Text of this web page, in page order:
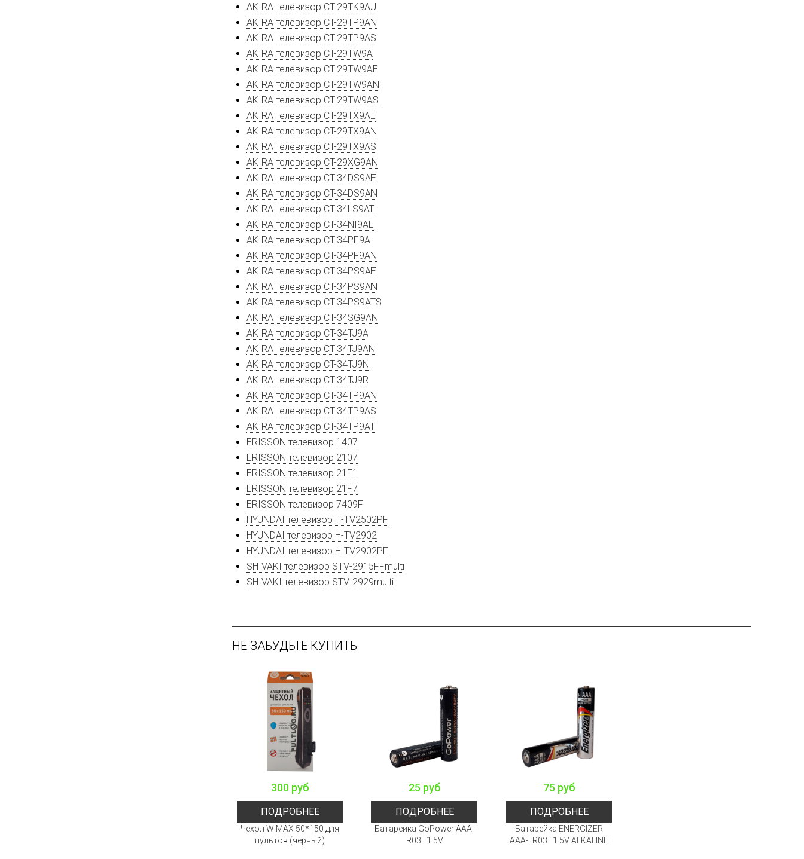
AKIRA телевизор CT-29TK9AU
AKIRA телевизор CT-29TP9AN
AKIRA телевизор CT-29TP9AS
AKIRA телевизор CT-29TW9A
AKIRA телевизор CT-29TW9AE
AKIRA телевизор CT-29TW9AN
AKIRA телевизор CT-29TW9AS
AKIRA телевизор CT-29TX9AE
AKIRA телевизор CT-29TX9AN
AKIRA телевизор CT-29TX9AS
AKIRA телевизор CT-29XG9AN
AKIRA телевизор CT-34DS9AE
AKIRA телевизор CT-34DS9AN
AKIRA телевизор CT-34LS9AT
AKIRA телевизор CT-34NI9AE
AKIRA телевизор CT-34PF9A
AKIRA телевизор CT-34PF9AN
AKIRA телевизор CT-34PS9AE
AKIRA телевизор CT-34PS9AN
AKIRA телевизор CT-34PS9ATS
AKIRA телевизор CT-34SG9AN
AKIRA телевизор CT-34TJ9A
AKIRA телевизор CT-34TJ9AN
AKIRA телевизор CT-34TJ9N
AKIRA телевизор CT-34TJ9R
AKIRA телевизор CT-34TP9AN
AKIRA телевизор CT-34TP9AS
AKIRA телевизор CT-34TP9AT
ERISSON телевизор 1407
ERISSON телевизор 2107
ERISSON телевизор 21F1
ERISSON телевизор 21F7
ERISSON телевизор 7409F
HYUNDAI телевизор H-TV2502PF
HYUNDAI телевизор H-TV2902
HYUNDAI телевизор H-TV2902PF
SHIVAKI телевизор STV-2915FFmulti
SHIVAKI телевизор STV-2929multi
НЕ ЗАБУДЬТЕ КУПИТЬ
300 руб
ПОДРОБНЕЕ
Чехол WiMAX 50*150 для
пультов (чёрный)
25 руб
ПОДРОБНЕЕ
Батарейка GoPower AAA-
R03 | 1.5V
75 руб
ПОДРОБНЕЕ
Батарейка ENERGIZER
AAA-LR03 | 1.5V ALKALINE